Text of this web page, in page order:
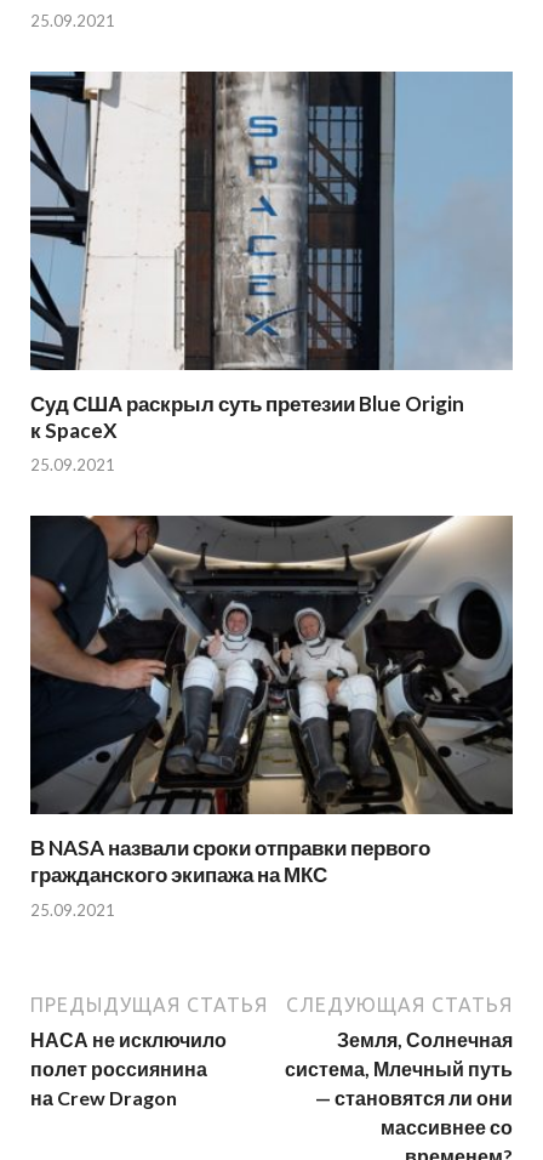
25.09.2021
Суд США раскрыл суть претезии Blue Origin
к SpaceX
25.09.2021
В NASA назвали сроки отправки первого
гражданского экипажа на МКС
25.09.2021
ПРЕДЫДУЩАЯ СТАТЬЯ
НАСА не исключило
полет россиянина
на Crew Dragon
СЛЕДУЮЩАЯ СТАТЬЯ
Земля, Солнечная
система, Млечный путь
— становятся ли они
массивнее со